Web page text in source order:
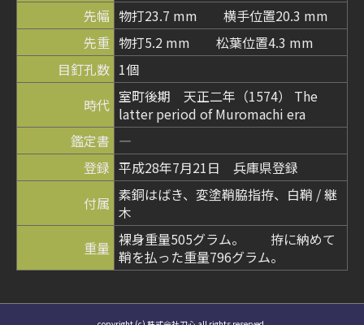
先幅 物打23.7 mm 横手位置20.3 mm
先重 物打5.2 mm 松葉位置4.3 mm
目釘孔数 1個
時代 室町後期 天正二年（1574） The
latter period of Muromachi era
鑑定書 ―
登録 平成28年7月21日 兵庫県登録
付属 素銅はばき、変塗鞘脇指拵、白鞘 / 継
木
重量 裸身重量505グラム。 拵に納めて
鞘を払った重量796グラム。